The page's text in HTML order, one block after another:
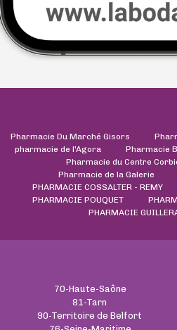
Pharmacie Du Marché Gisors
pharmacie de l'Agora
Pharmacie
Pharmacie du Centre
Pharmacie de la Galerie
PHARMACIE COSSALTER - REMY
PHARMACIE POUQUET
PHARMACIE
70-Haute-Saône
81-Tarn
90-Territoire de Belfort